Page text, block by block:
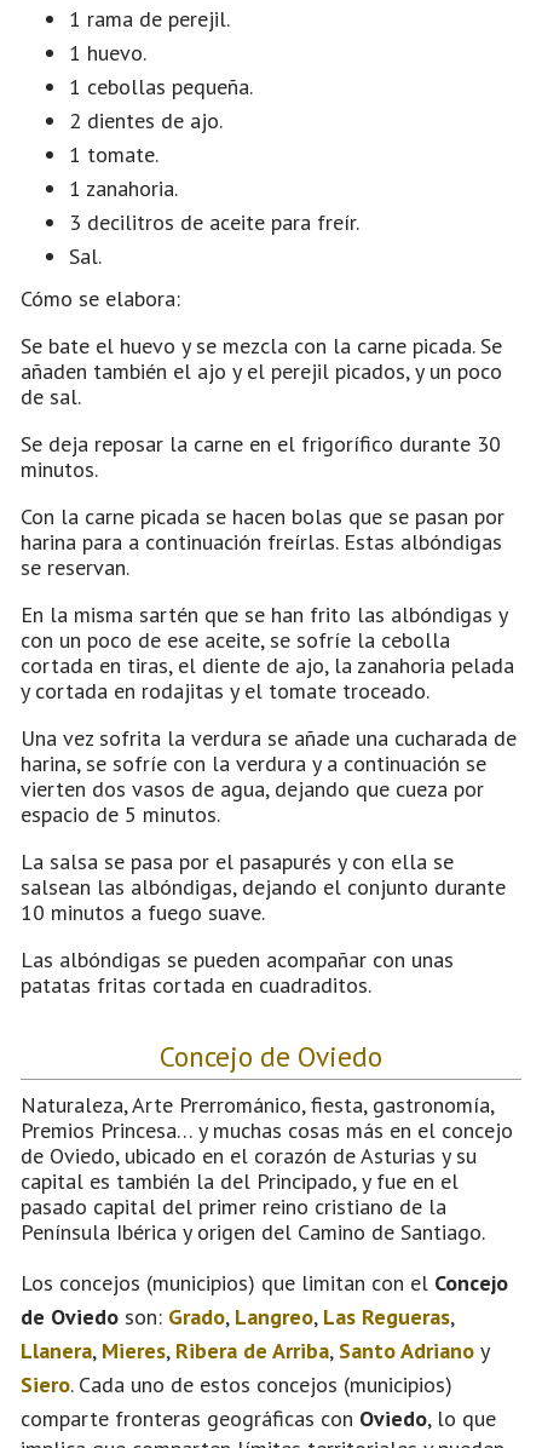
1 rama de perejil.
1 huevo.
1 cebollas pequeña.
2 dientes de ajo.
1 tomate.
1 zanahoria.
3 decilitros de aceite para freír.
Sal.
Cómo se elabora:
Se bate el huevo y se mezcla con la carne picada. Se
añaden también el ajo y el perejil picados, y un poco
de sal.
Se deja reposar la carne en el frigorífico durante 30
minutos.
Con la carne picada se hacen bolas que se pasan por
harina para a continuación freírlas. Estas albóndigas
se reservan.
En la misma sartén que se han frito las albóndigas y
con un poco de ese aceite, se sofríe la cebolla
cortada en tiras, el diente de ajo, la zanahoria pelada
y cortada en rodajitas y el tomate troceado.
Una vez sofrita la verdura se añade una cucharada de
harina, se sofríe con la verdura y a continuación se
vierten dos vasos de agua, dejando que cueza por
espacio de 5 minutos.
La salsa se pasa por el pasapurés y con ella se
salsean las albóndigas, dejando el conjunto durante
10 minutos a fuego suave.
Las albóndigas se pueden acompañar con unas
patatas fritas cortada en cuadraditos.
Concejo de Oviedo
Naturaleza, Arte Prerrománico, fiesta, gastronomía,
Premios Princesa… y muchas cosas más en el concejo
de Oviedo, ubicado en el corazón de Asturias y su
capital es también la del Principado, y fue en el
pasado capital del primer reino cristiano de la
Península Ibérica y origen del Camino de Santiago.
Los concejos (municipios) que limitan con el Concejo
de Oviedo son: Grado, Langreo, Las Regueras,
Llanera, Mieres, Ribera de Arriba, Santo Adriano y
Siero. Cada uno de estos concejos (municipios)
comparte fronteras geográficas con Oviedo, lo que